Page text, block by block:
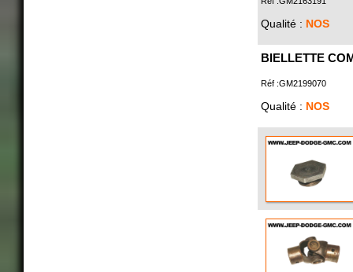
Qualité : NOS
BIELLETTE
Réf :GM2199070
Qualité : NOS